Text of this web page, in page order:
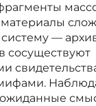
—
сосуществуют